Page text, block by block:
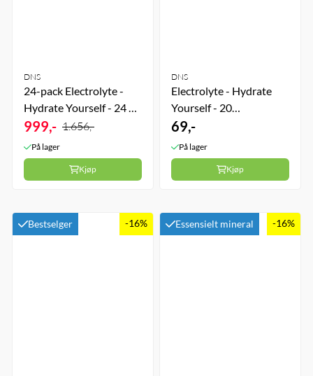
DNS
24-pack Electrolyte -
Hydrate Yourself - 24 x
20 Brusetabletter -
Lemon
999,- 1.656,-
På lager
Kjøp
DNS
Electrolyte - Hydrate
Yourself - 20
Brusetabletter - Apple
69,-
På lager
Kjøp
Bestselger -16% Essensielt mineral -16%